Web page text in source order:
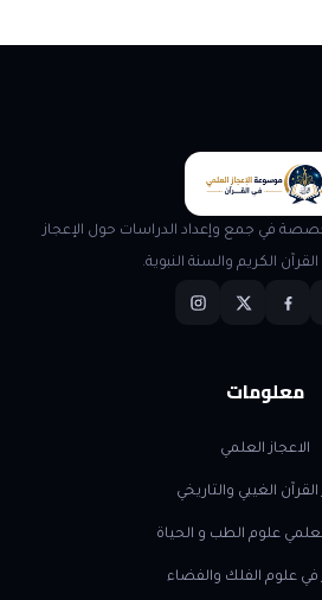
في جمع وإعداد الدراسات حول الإعجاز
الكريم والسنة النبوية.
معلومات
الاعجاز العلمي
القرآن الغيبي والتاريخي
علوم الطب و الحياة
في علوم الفلك والفضاء